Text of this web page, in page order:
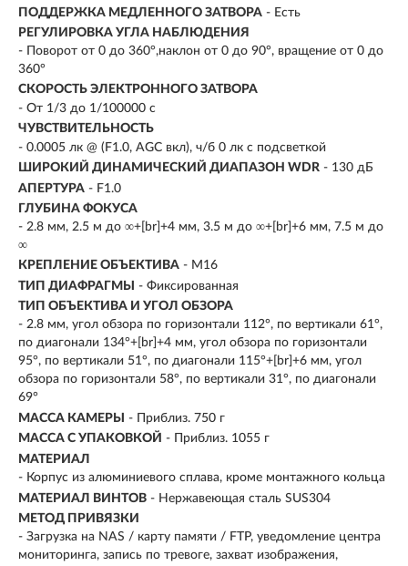
ПОДДЕРЖКА МЕДЛЕННОГО ЗАТВОРА - Есть
РЕГУЛИРОВКА УГЛА НАБЛЮДЕНИЯ
- Поворот от 0 до 360°,наклон от 0 до 90°, вращение от 0 до
360°
СКОРОСТЬ ЭЛЕКТРОННОГО ЗАТВОРА
- От 1/3 до 1/100000 с
ЧУВСТВИТЕЛЬНОСТЬ
- 0.0005 лк @ (F1.0, AGC вкл), ч/б 0 лк с подсветкой
ШИРОКИЙ ДИНАМИЧЕСКИЙ ДИАПАЗОН WDR - 130 дБ
АПЕРТУРА - F1.0
ГЛУБИНА ФОКУСА
- 2.8 мм, 2.5 м до ∞+[br]+4 мм, 3.5 м до ∞+[br]+6 мм, 7.5 м до
∞
КРЕПЛЕНИЕ ОБЪЕКТИВА - М16
ТИП ДИАФРАГМЫ
- Фиксированная
ТИП ОБЪЕКТИВА И УГОЛ ОБЗОРА
- 2.8 мм, угол обзора по горизонтали 112°, по вертикали 61°,
по диагонали 134°+[br]+4 мм, угол обзора по горизонтали
95°, по вертикали 51°, по диагонали 115°+[br]+6 мм, угол
обзора по горизонтали 58°, по вертикали 31°, по диагонали
69°
МАССА КАМЕРЫ
- Приблиз. 750 г
МАССА С УПАКОВКОЙ - Приблиз. 1055 г
МАТЕРИАЛ
- Корпус из алюминиевого сплава, кроме монтажного кольца
МАТЕРИАЛ ВИНТОВ - Нержавеющая сталь SUS304
МЕТОД ПРИВЯЗКИ
- Загрузка на NAS / карту памяти / FTP, уведомление центра
мониторинга, запись по тревоге, захват изображения,